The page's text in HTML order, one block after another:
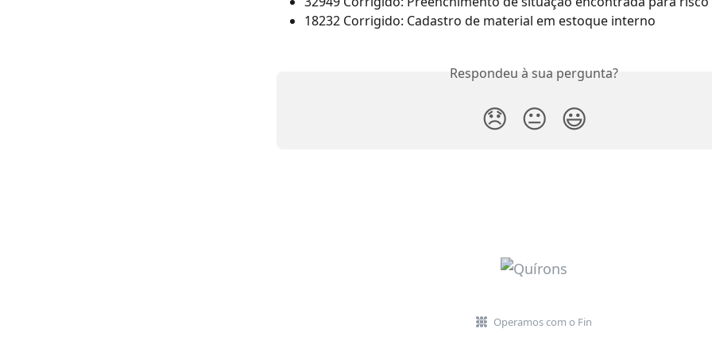
18232 Corrigido: Cadastro de material em estoque interno
Respondeu à sua pergunta?
😞 😐 😃
Operamos com o Fin